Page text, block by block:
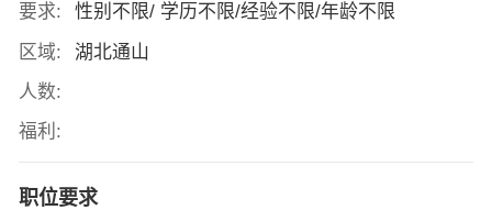
要求:
性别不限/ 学历不限/经验不限/年龄不限
区域:
湖北通山
人数:
福利:
职位要求